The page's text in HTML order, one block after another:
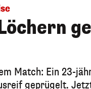
Match: Ein 23-
geprügelt.